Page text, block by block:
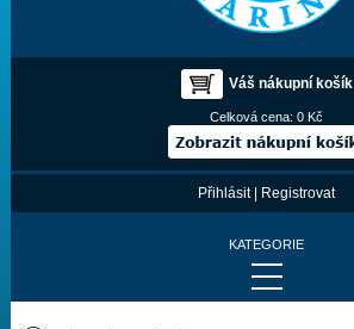
Váš nákupní košík
Celková cena:0 Kč
Přihlásit| Registrovat
KATEGORIE